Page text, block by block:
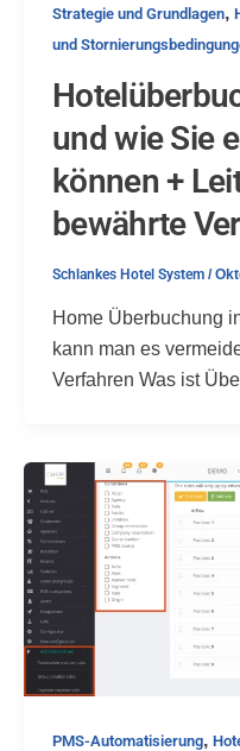
Strategie und Grundlagen,
und
und wie Sie
können +
bewährte
Schlankes Hotel System /
Home Überbuchung
kann man es
Verfahren Was ist
PMS-Automatisierung,